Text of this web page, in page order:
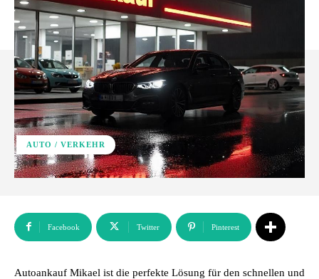
AUTO / VERKEHR
Facebook Twitter Pinterest
Autoankauf Mikael ist die perfekte Lösung für den schnellen und